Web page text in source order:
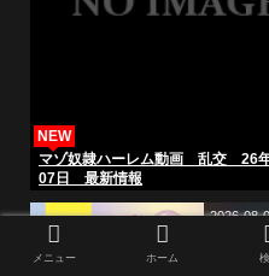
マゾ奴隷ハーレム動画 乱交 26
07日 最新情報
NEW
2026-08-
メニュー ホーム